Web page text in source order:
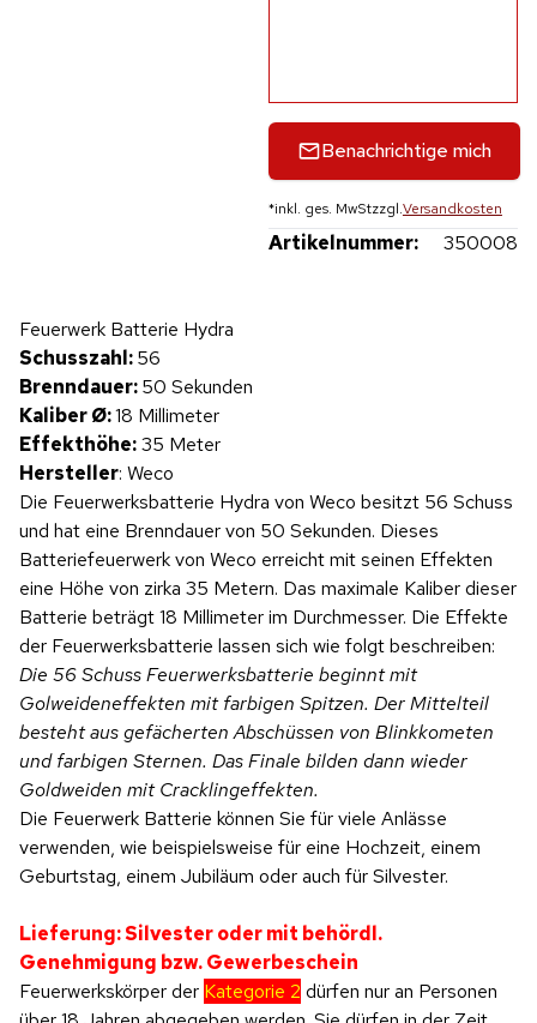
Benachrichtige mich
*inkl. ges. MwStzzgl.Versandkosten
Artikelnummer: 350008
Produktvideo
Feuerwerk Batterie Hydra
Schusszahl:56
Brenndauer:50 Sekunden
Kaliber Ø:18 Millimeter
Effekthöhe:35 Meter
Hersteller: Weco
Die Feuerwerksbatterie Hydra von Weco besitzt 56 Schuss
und hat eine Brenndauer von 50 Sekunden. Dieses
Batteriefeuerwerk von Weco erreicht mit seinen Effekten
eine Höhe von zirka 35 Metern. Das maximale Kaliber dieser
Batterie beträgt 18 Millimeter im Durchmesser. Die Effekte
der Feuerwerksbatterie lassen sich wie folgt beschreiben:
Die 56 Schuss Feuerwerksbatterie beginnt mit
Golweideneffekten mit farbigen Spitzen. Der Mittelteil
besteht aus gefächerten Abschüssen von Blinkkometen
und farbigen Sternen. Das Finale bilden dann wieder
Goldweiden mit Cracklingeffekten.
Die Feuerwerk Batterie können Sie für viele Anlässe
verwenden, wie beispielsweise für eine Hochzeit, einem
Geburtstag, einem Jubiläum oder auch für Silvester.
Lieferung: Silvester oder mit behördl.
Genehmigung bzw. Gewerbeschein
Feuerwerkskörper der Kategorie 2 dürfen nur an Personen